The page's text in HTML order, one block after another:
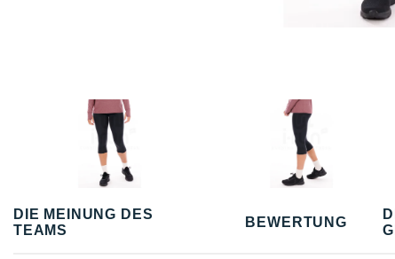
DIE MEINUNG DES
TEAMS
BEWERTUNG